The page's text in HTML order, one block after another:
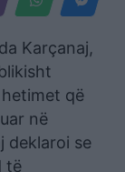
Karçanaj,
që
në
deklaroi se
të